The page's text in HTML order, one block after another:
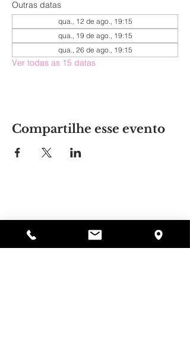
Outras datas
qua., 12 de ago., 19:15
qua., 19 de ago., 19:15
qua., 26 de ago., 19:15
Ver todas as 15 datas
Compartilhe esse evento
297 Central St. Gardner, MA 01440
978-364-0920